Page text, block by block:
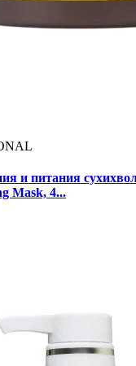
и питания
Mask, 4...